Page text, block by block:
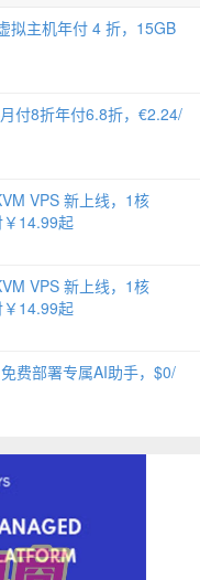
拟主机年付 4 折，15GB
付8折年付6.8折，€2.24/
VPS 新上线，1核
14.99起
VPS 新上线，1核
14.99起
费部署专属AI助手，$0/